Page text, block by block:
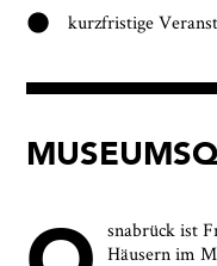
kurzfristige
snabrück ist
Häusern im